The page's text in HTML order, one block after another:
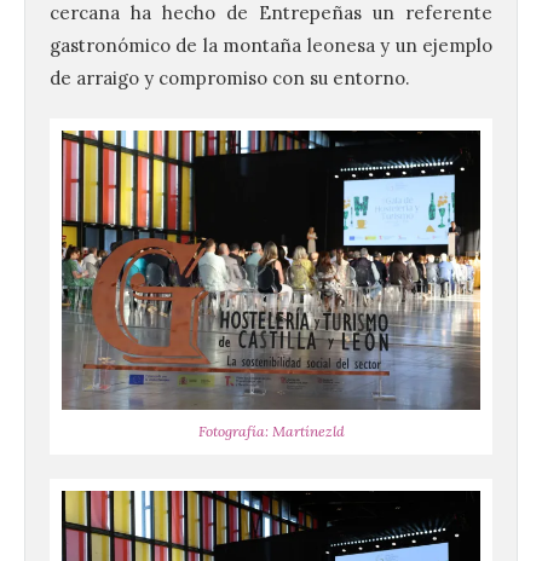
cercana ha hecho de Entrepeñas un referente
gastronómico de la montaña leonesa y un ejemplo
de arraigo y compromiso con su entorno.
Fotografía: Martínezld